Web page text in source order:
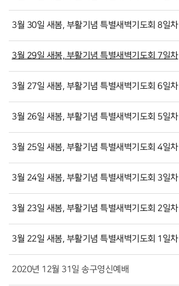
3월 30일 새봄, 부활기념 특별새벽기도회 8일차
3월 29일 새봄, 부활기념 특별새벽기도회 7일차
3월 27일 새봄, 부활기념 특별새벽기도회 6일차
3월 26일 새봄, 부활기념 특별새벽기도회 5일차
3월 25일 새봄, 부활기념 특별새벽기도회 4일차
3월 24일 새봄, 부활기념 특별새벽기도회 3일차
3월 23일 새봄, 부활기념 특별새벽기도회 2일차
3월 22일 새봄, 부활기념 특별새벽기도회 1일차
2020년 12월 31일 송구영신예배